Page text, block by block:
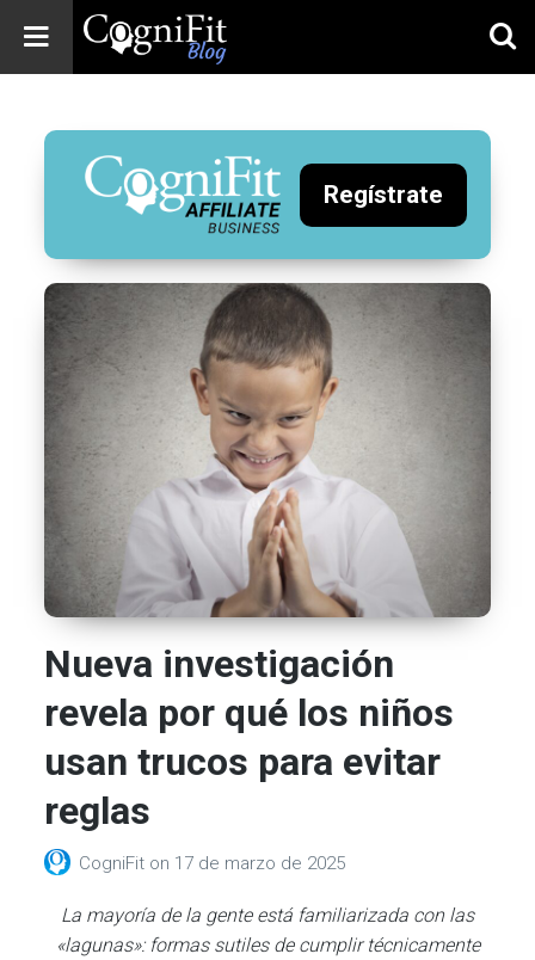
Blog: Brain
Health
News
Brain Training,
Mental Health, and
Wellness
Regístrate
Nueva investigación
revela por qué los niños
usan trucos para evitar
reglas
CogniFit on 17 de marzo de 2025
La mayoría de la gente está familiarizada con las
«lagunas»: formas sutiles de cumplir técnicamente